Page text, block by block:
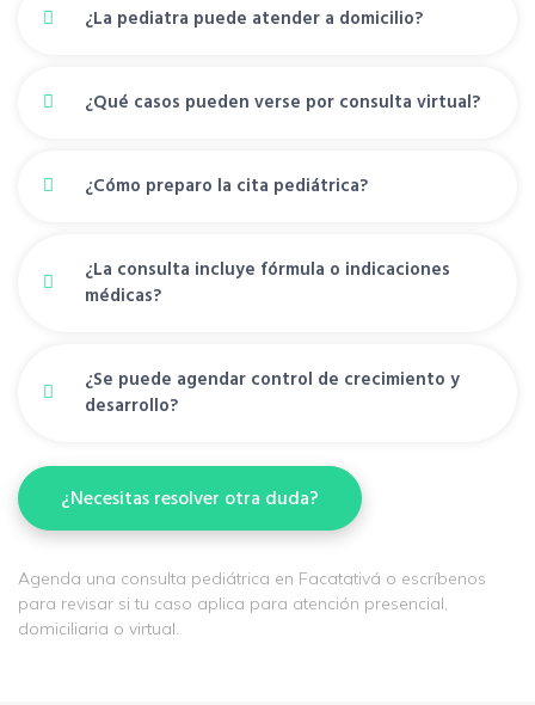
¿La pediatra puede atender a domicilio?
¿Qué casos pueden verse por consulta virtual?
¿Cómo preparo la cita pediátrica?
¿La consulta incluye fórmula o indicaciones
médicas?
¿Se puede agendar control de crecimiento y
desarrollo?
¿Necesitas resolver otra duda?
Agenda una consulta pediátrica en Facatativá o escríbenos
para revisar si tu caso aplica para atención presencial,
domiciliaria o virtual.